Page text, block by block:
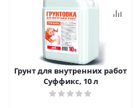
Грунт для внутренних работ
Суффикс, 10 л